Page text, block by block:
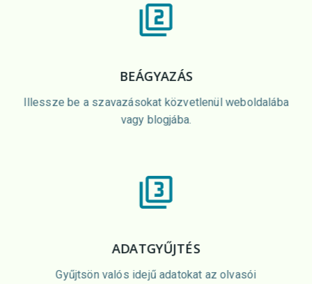
BEÁGYAZÁS
Illessze be a szavazásokat közvetlenül weboldalába
vagy blogjába.
ADATGYŰJTÉS
Gyűjtsön valós idejű adatokat az olvasói